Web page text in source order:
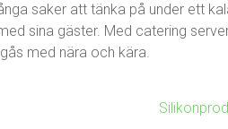
saker att tänka på under ett
sina gäster. Med catering
med nära och kära.